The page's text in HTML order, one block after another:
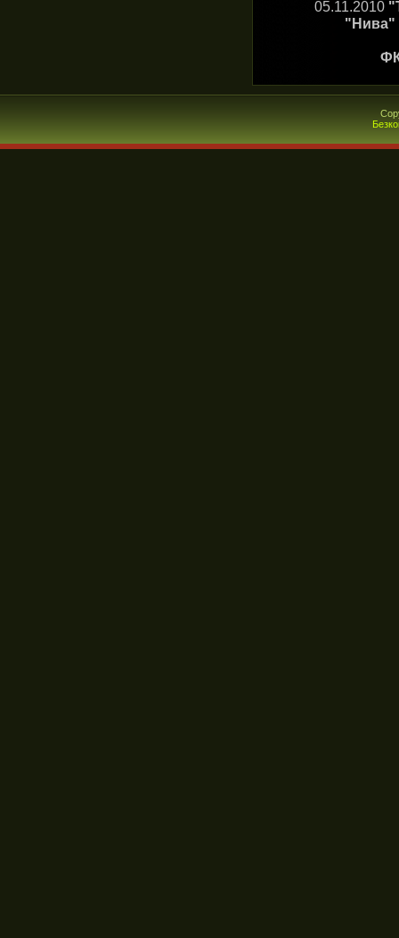
05.11.2010
"Нива"